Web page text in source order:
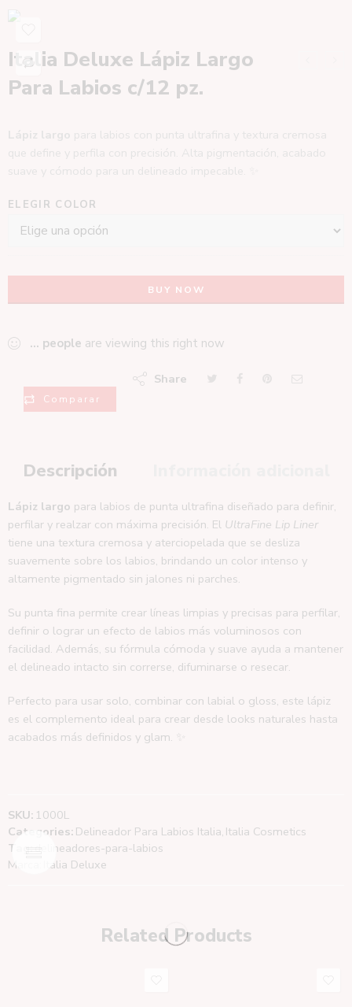
Italia Deluxe Lápiz Largo
Para Labios c/12 pz.
ELEGIR COLOR
BUY NOW
... people are viewing this right now
Comparar
Share
Descripción
Lápiz largo para labios de punta ultrafina diseñado para definir,
perfilar y realzar con máxima precisión. El UltraFine Lip Liner
tiene una textura cremosa y aterciopelada que se desliza
suavemente sobre los labios, brindando un color intenso y
altamente pigmentado sin jalones ni parches.
Su punta fina permite crear líneas limpias y precisas para perfilar,
definir o lograr un efecto de labios más voluminosos con
facilidad. Además, su fórmula cómoda y suave ayuda a mantener
el delineado intacto sin correrse, difuminarse o resecar.
Perfecto para usar solo, combinar con labial o gloss, este lápiz
es el complemento ideal para crear desde looks naturales hasta
acabados más definidos y glam. ✨
SKU: 1000L
Categories: Delineador Para Labios Italia, Italia Cosmetics
Tag:
delineadores-para-labios
Marca:
Italia Deluxe
Related Products